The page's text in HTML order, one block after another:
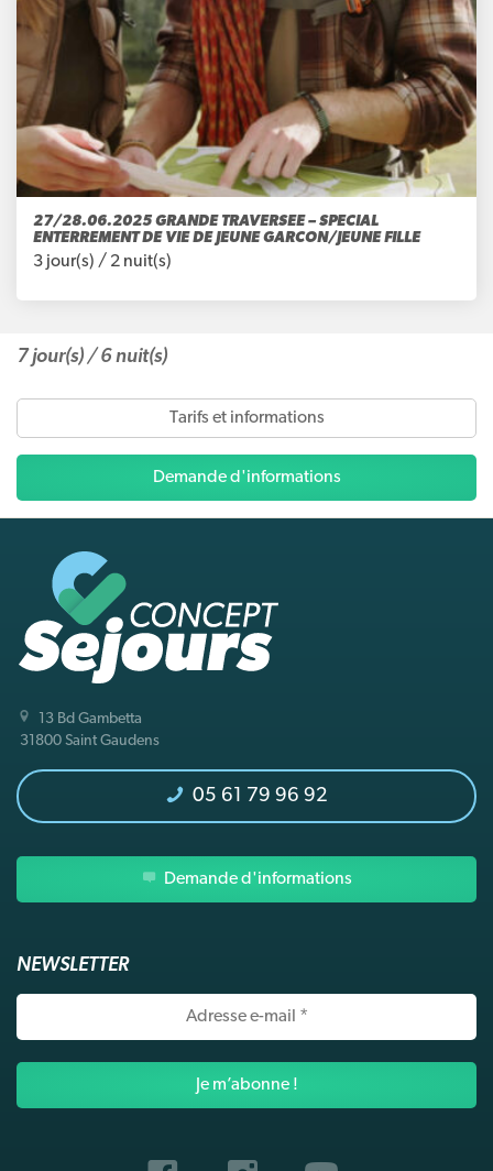
27/28.06.2025 GRANDE TRAVERSEE – SPECIAL
ENTERREMENT DE VIE DE JEUNE GARCON/JEUNE FILLE
3 jour(s) / 2 nuit(s)
7 jour(s) / 6 nuit(s)
tarifs et informations
Demande d'informations
13 Bd Gambetta
31800 Saint Gaudens
05 61 79 96 92
Demande d'informations
NEWSLETTER